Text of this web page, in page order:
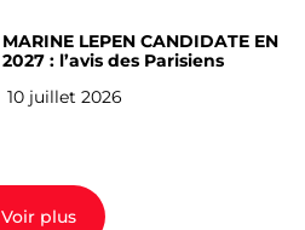
MARINE LEPEN CANDIDATE EN
2027 : l’avis des Parisiens
10 juillet 2026
Voir plus